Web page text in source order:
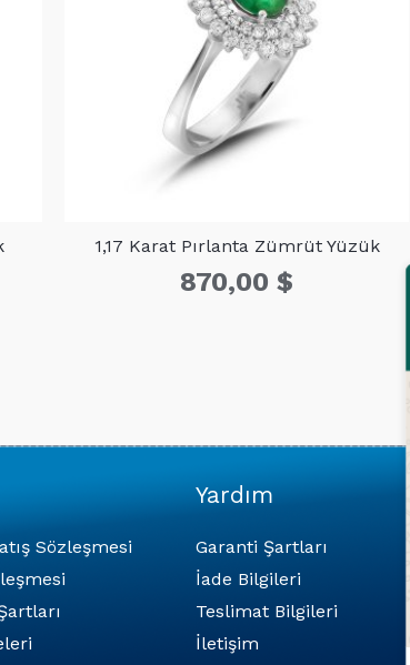
1,17 Karat Pırlanta Zümrüt Yüzük
870,00 $
Sözleşmesi
Yardım
Garanti Şartları
İade Bilgileri
Teslimat Bilgileri
İletişim